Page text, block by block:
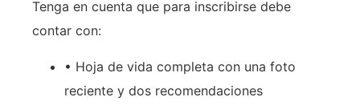
Tenga en cuenta que para inscribirse debe
contar con:
• Hoja de vida completa con una foto
reciente y dos recomendaciones